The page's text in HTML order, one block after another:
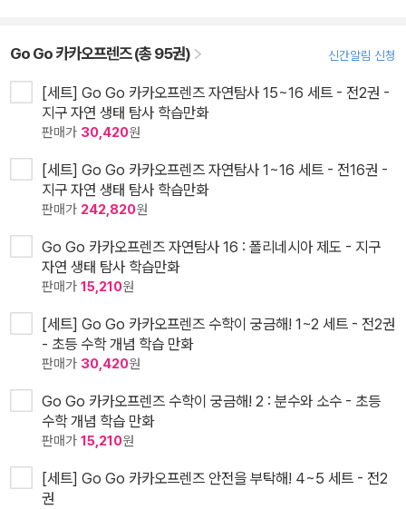
Go Go 카카오프렌즈 (총 95권) 신간알림 신청
[세트] Go Go 카카오프렌즈 자연탐사 15~16 세트 - 전2권 -
지구 자연 생태 탐사 학습만화
판매가 30,420원
[세트] Go Go 카카오프렌즈 자연탐사 1~16 세트 - 전16권 -
지구 자연 생태 탐사 학습만화
판매가 242,820원
Go Go 카카오프렌즈 자연탐사 16 : 폴리네시아 제도 - 지구
자연 생태 탐사 학습만화
판매가 15,210원
[세트] Go Go 카카오프렌즈 수학이 궁금해! 1~2 세트 - 전2권
- 초등 수학 개념 학습 만화
판매가 30,420원
Go Go 카카오프렌즈 수학이 궁금해! 2 : 분수와 소수 - 초등
수학 개념 학습 만화
판매가 15,210원
[세트] Go Go 카카오프렌즈 안전을 부탁해! 4~5 세트 - 전2
권